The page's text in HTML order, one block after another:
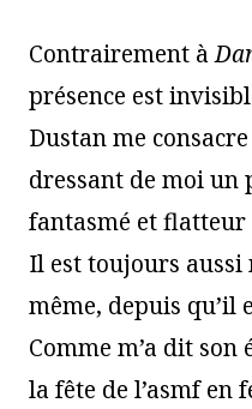
Contrairement à
présence est
Dustan me
dressant de moi
fantasmé et flatteur
Il est toujours aussi
même, depuis qu’il
Comme m’a dit son
la fête de l’asmf en